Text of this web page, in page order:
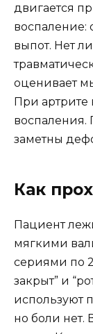
двигается
воспаление:
выпот. Нет
оценивает
При
воспаления.
заметны
Как
Пациент
мягкими
сериями по
закрыт” и
используют
но боли нет.